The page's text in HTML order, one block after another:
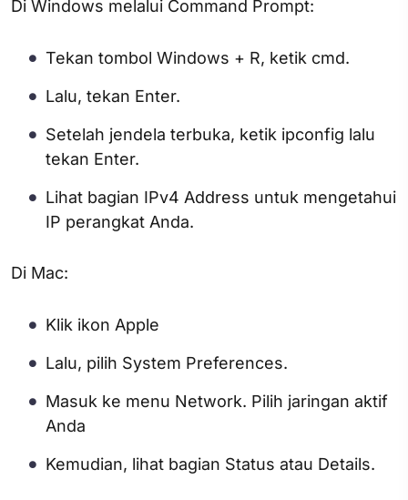
Di Windows melalui Command Prompt:
Tekan tombol Windows + R, ketik cmd.
Lalu, tekan Enter.
Setelah jendela terbuka, ketik ipconfig lalu
tekan Enter.
Lihat bagian IPv4 Address untuk mengetahui
IP perangkat Anda.
Di Mac:
Klik ikon Apple
Lalu, pilih System Preferences.
Masuk ke menu Network. Pilih jaringan aktif
Anda
Kemudian, lihat bagian Status atau Details.